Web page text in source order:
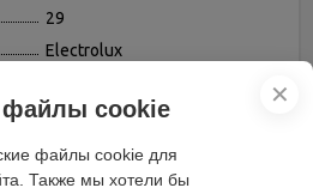
29
Electrolux
есть
поворотные
✕
cookie
файлы cookie для
Также мы хотели бы